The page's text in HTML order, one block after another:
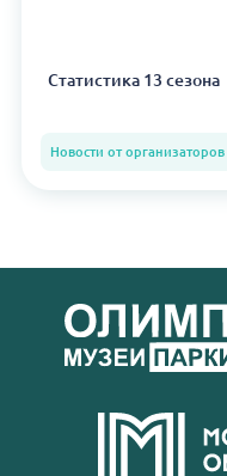
Статистика 13 сезона
Новости от организаторов